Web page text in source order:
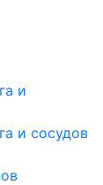
и
и сосудов